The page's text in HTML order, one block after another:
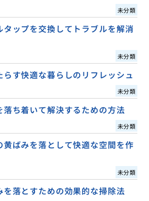
未分類
タップを交換してトラブルを解消
未分類
らす快適な暮らしのリフレッシュ
未分類
落ち着いて解決するための方法
未分類
黄ばみを落として快適な空間を作
未分類
を落とすための効果的な掃除法